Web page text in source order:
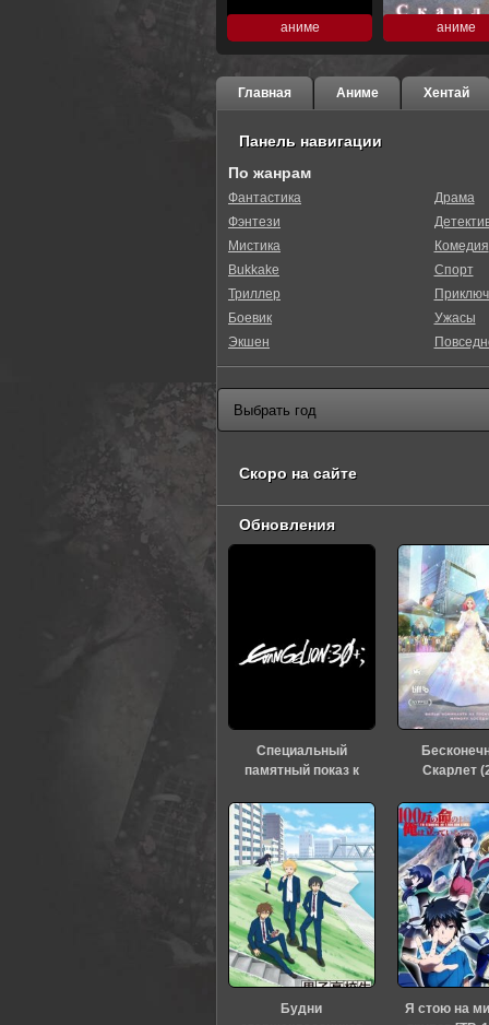
аниме аниме
Главная Аниме Хентай
Панель навигации
По жанрам
Фантастика
Фэнтези
Мистика
Bukkake
Триллер
Боевик
Экшен
Драма
Комедия
Спорт
Ужасы
Скоро на сайте
Обновления
Специальный
памятный показ к
«Евангелиона» (2026)
Скарлет
Будни
Я стою на